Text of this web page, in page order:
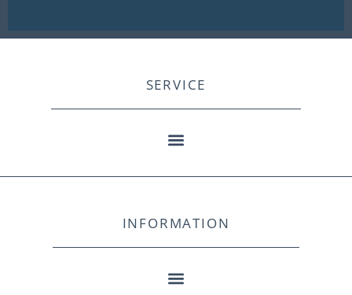
SERVICE
INFORMATION